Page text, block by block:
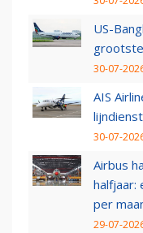
US-
30-07-
AIS
30-07-
Airbus
halfjaar:
per
29-07-